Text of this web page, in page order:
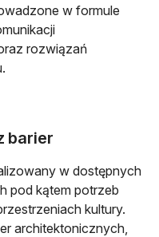
w formule
rozwiązań
barier
w dostępnych
pod kątem potrzeb
kultury.
architektonicznych,